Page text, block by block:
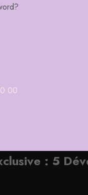
0.00
: 5